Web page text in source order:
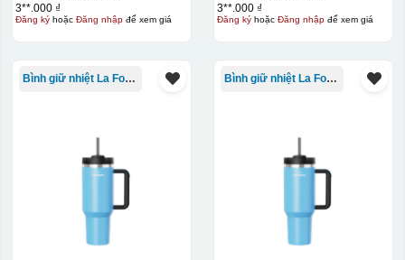
3**.000 ₫
Đăng kýhoặc Đăng nhậpđể xem giá
3**.000 ₫
Đăng kýhoặc Đăng nhậpđể xem giá
Bình giữ nhiệt La Fonte Bình giữ nhiệt La Fonte